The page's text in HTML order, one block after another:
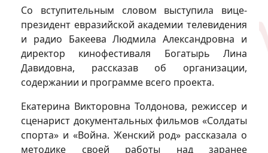
Со вступительным словом выступила вице-
президент евразийской академии телевидения
и радио Бакеева Людмила Александровна и
директор кинофестиваля Богатырь Лина
Давидовна, рассказав об организации,
содержании и программе всего проекта.
Екатерина Викторовна Толдонова, режиссер и
сценарист документальных фильмов «Солдаты
спорта» и «Война. Женский род» рассказала о
методике своей работы над заранее